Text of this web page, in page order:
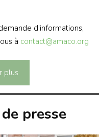
d’informations,
à contact@amaco.org
plus
presse